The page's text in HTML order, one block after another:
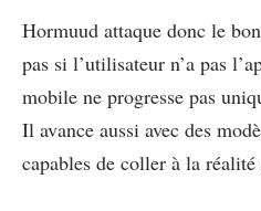
Hormuud attaque donc le
pas si l’utilisateur n’a pas
mobile ne progresse pas
Il avance aussi avec des
capables de coller à la réalité